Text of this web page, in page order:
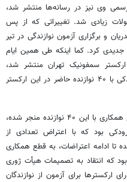
وی نیز در رسانه‌ها منتشر شد،
زیادی شد. تغییراتی که از پس
و برگزاری آزمون نوازندگی در تیر
جدیدی کرد. کما اینکه طی همین ایام
ارکستر سمفونیک تهران منتشر شد،
خبرهایی هم مبنی‌بر قطع همکاری بنیاد رودکی با ۴۰ نوازنده حاضر در این ارکستر
گویا برخی از دلایلی که به تصمیم برای قطع همکاری با این ۴۰ نوازنده منجر شده،
بود که با اعتراض تعدادی از
ادامه اعتراضات، به قطع همکاری
که انتقاد به تصمیمات هیأت ژوری
ارکسترها برای آزمون از نوازندگان